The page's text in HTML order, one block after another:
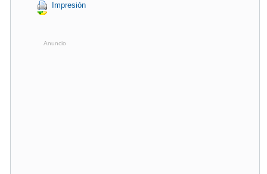
Impresión
Anuncio